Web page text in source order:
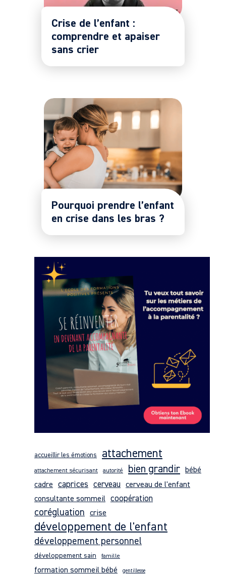
Crise de l’enfant :
comprendre et apaiser
sans crier
Pourquoi prendre l’enfant
en crise dans les bras ?
accueillir les émotions attachement
attachement sécurisant autorité bien grandir bébé
cadre caprices cerveau cerveau de l'enfant
consultante sommeil coopération
corégluation crise
développement de l'enfant
développement personnel
développement sain famille
formation sommeil bébé gentillesse
Formations Pro
Auto-formations
Consultations & Coaching
Articles
Témoignages Vidéo
Inscriptions